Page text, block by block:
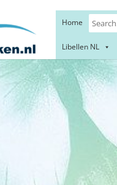
Home
Libellen NL